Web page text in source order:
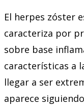
El herpes zóster
caracteriza por
sobre base
características a
llegar a ser
aparece